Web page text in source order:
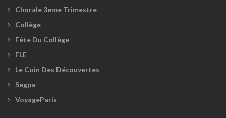
Chorale 3eme Trimestre
Collège
Fête Du Collège
FLE
Le Coin Des Découvertes
Segpa
VoyageParis